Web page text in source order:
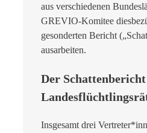
aus verschiedenen
GREVIO-Komitee
gesonderten Bericht
ausarbeiten.
Der
Insgesamt drei